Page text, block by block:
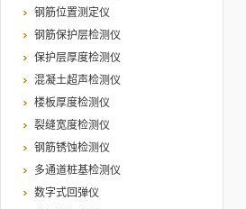
钢筋位置测定仪
钢筋保护层检测仪
保护层厚度检测仪
混凝土超声检测仪
楼板厚度检测仪
裂缝宽度检测仪
钢筋锈蚀检测仪
多通道桩基检测仪
数字式回弹仪